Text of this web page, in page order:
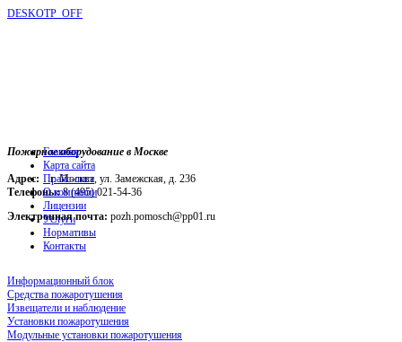
DESKOTP_OFF
Пожарное оборудование в Москве
Адрес: г. Москва, ул. Замежская, д. 236
Телефоны:8 (495) 021-54-36
Электронная почта: pozh.pomosch@pp01.ru
Главная
Карта сайта
Прайс-лист
О компании
Лицензии
Услуги
Нормативы
Контакты
Информационный блок
Средства пожаротушения
Извещатели и наблюдение
Установки пожаротушения
Модульные установки пожаротушения